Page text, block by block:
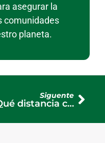
asegurar la
comunidades
planeta.
Siguente
¿Qué distancia cubre un aspersor de riego?